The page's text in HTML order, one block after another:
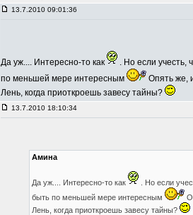
13.7.2010 09:01:36
Да уж.... Интересно-то как
. Но если учесть,
по меньшей мере интересным
Опять же,
Лень, когда приоткроешь завесу тайны?
13.7.2010 18:10:34
Амина
Да уж.... Интересно-то как
. Но если
быть по меньшей мере интересным
Лень, когда приоткроешь завесу тайны?